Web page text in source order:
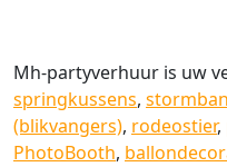
Mh-partyverhuur is uw
springkussens,
(blikvangers), rodeostier,
PhotoBooth,